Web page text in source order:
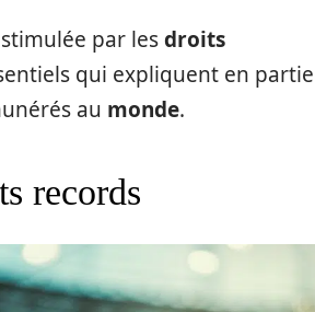
par lesdroits
qui expliquent en partie
au monde.
records